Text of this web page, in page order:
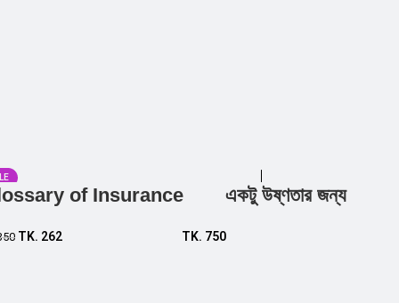
of Insurance
TK. 262
Add to cart
একটু উষ্ণতার জন্য
TK. 750